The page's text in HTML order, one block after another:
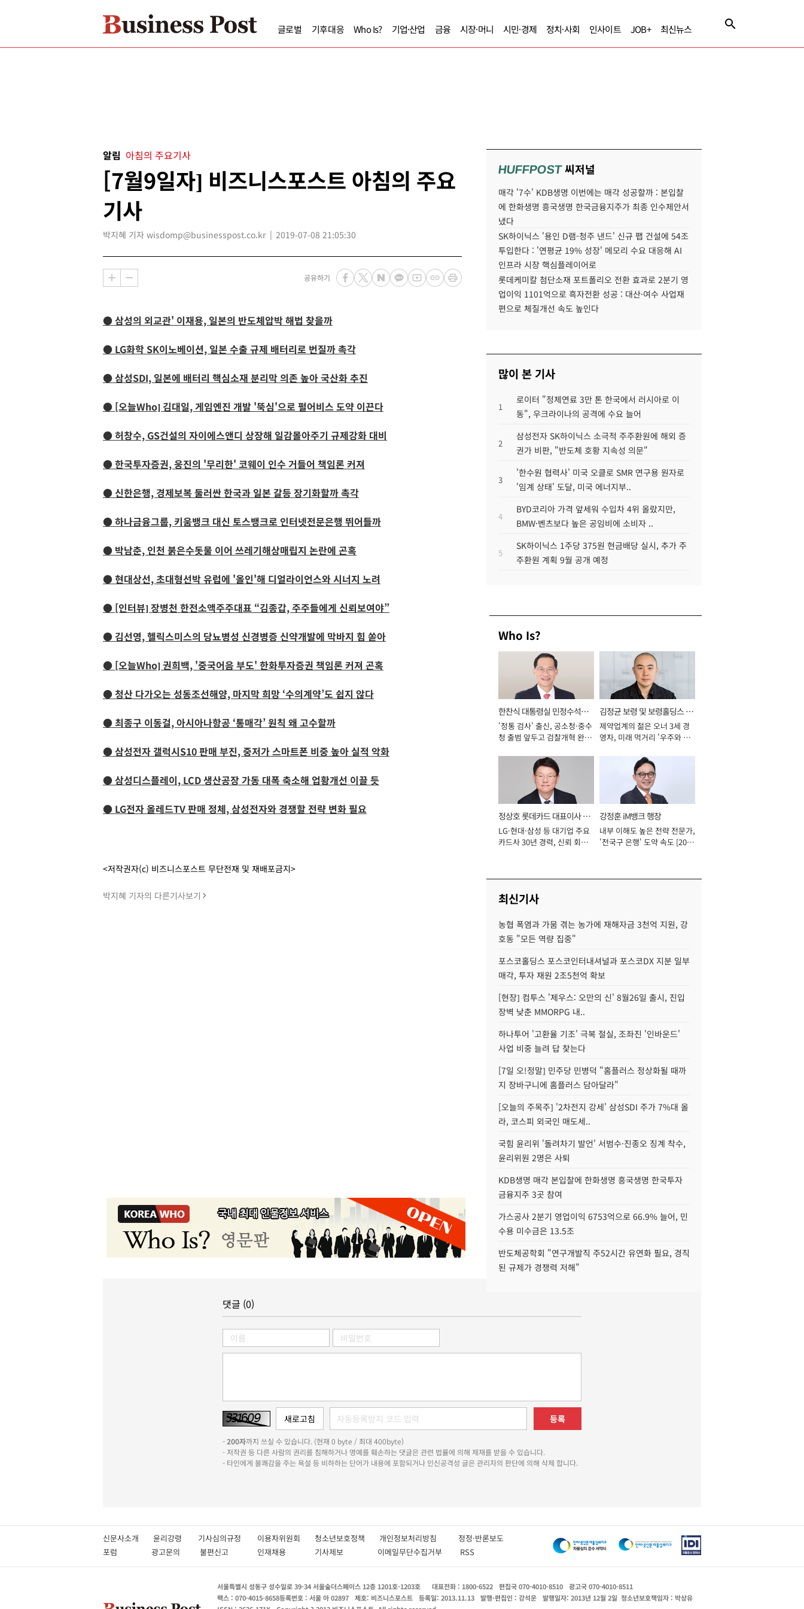
글로벌 기후대응 Who Is? 기업·산업 금융 시장·머니 시민·경제 정치·사회 인사이트 JOB+ 최신뉴스
알림 아침의 주요기사
[7월9일자] 비즈니스포스트 아침의 주요
기사
박지혜 기자 wisdomp@businesspost.co.kr 2019-07-08 21:05:30
공유하기
● 삼성의 외교관' 이재용, 일본의 반도체압박 해법 찾을까
● LG화학 SK이노베이션, 일본 수출 규제 배터리로 번질까 촉각
● 삼성SDI, 일본에 배터리 핵심소재 분리막 의존 높아 국산화 추진
● [오늘Who] 김대일, 게임엔진 개발 '뚝심'으로 펄어비스 도약 이끈다
● 허창수, GS건설의 자이에스앤디 상장해 일감몰아주기 규제강화 대비
● 한국투자증권, 웅진의 '무리한' 코웨이 인수 거들어 책임론 커져
● 신한은행, 경제보복 둘러싼 한국과 일본 갈등 장기화할까 촉각
● 하나금융그룹, 키움뱅크 대신 토스뱅크로 인터넷전문은행 뛰어들까
● 박남춘, 인천 붉은수돗물 이어 쓰레기해상매립지 논란에 곤혹
● 현대상선, 초대형선박 유럽에 '올인'해 디얼라이언스와 시너지 노려
● [인터뷰] 장병천 한전소액주주대표 “김종갑, 주주들에게 신뢰보여야”
● 김선영, 헬릭스미스의 당뇨병성 신경병증 신약개발에 막바지 힘 쏟아
● [오늘Who] 권희백, '중국어음 부도' 한화투자증권 책임론 커져 곤혹
● 청산 다가오는 성동조선해양, 마지막 희망 ‘수의계약’도 쉽지 않다
● 최종구 이동걸, 아시아나항공 ‘통매각’ 원칙 왜 고수할까
● 삼성전자 갤럭시S10 판매 부진, 중저가 스마트폰 비중 높아 실적 악화
● 삼성디스플레이, LCD 생산공장 가동 대폭 축소해 업황개선 이끌 듯
● LG전자 올레드TV 판매 정체, 삼성전자와 경쟁할 전략 변화 필요
<저작권자(c) 비즈니스포스트 무단전재 및 재배포금지>
박지혜 기자의 다른기사보기
HUFFPOST씨저널
매각 '7수' KDB생명 이번에는 매각 성공할까 : 본입찰
에 한화생명 흥국생명 한국금융지주가 최종 인수제안서
냈다
SK하이닉스 '용인 D램-청주 낸드' 신규 팹 건설에 54조
투입한다 : '연평균 19% 성장' 메모리 수요 대응해 AI
인프라 시장 핵심플레이어로
롯데케미칼 첨단소재 포트폴리오 전환 효과로 2분기 영
업이익 1101억으로 흑자전환 성공 : 대산·여수 사업재
편으로 체질개선 속도 높인다
많이 본 기사
1
로이터 "정제연료 3만 톤 한국에서 러시아로 이
동", 우크라이나의 공격에 수요 늘어
2
삼성전자 SK하이닉스 소극적 주주환원에 해외 증
권가 비판, "반도체 호황 지속성 의문"
3
'한수원 협력사' 미국 오클로 SMR 연구용 원자로
'임계 상태' 도달, 미국 에너지부..
4
BYD코리아 가격 앞세워 수입차 4위 올랐지만,
BMW·벤츠보다 높은 공임비에 소비자 ..
5
SK하이닉스 1주당 375원 현금배당 실시, 추가 주
주환원 계획 9월 공개 예정
Who Is?
한찬식 대통령실 민정수석비
서관
'정통 검사' 출신, 공소청·중수
청 출범 앞두고 검찰개혁 완수
김정균 보령 및 보령홀딩스 대
표이사 사장
제약업계의 젊은 오너 3세 경
영자, 미래 먹거리 '우주와 헬
정상호 롯데카드 대표이사 사
장
LG·현대·삼성 등 대기업 주요
카드사 30년 경력, 신뢰 회복
강정훈 iM뱅크 행장
내부 이해도 높은 전략 전문가,
'전국구 은행' 도약 속도 [2026
최신기사
농협 폭염과 가뭄 겪는 농가에 재해자금 3천억 지원, 강
호동 "모든 역량 집중"
포스코홀딩스 포스코인터내셔널과 포스코DX 지분 일부
매각, 투자 재원 2조5천억 확보
[현장] 컴투스 '제우스: 오만의 신' 8월26일 출시, 진입
장벽 낮춘 MMORPG 내..
하나투어 '고환율 기조' 극복 절실, 조좌진 '인바운드'
사업 비중 늘려 답 찾는다
[7일 오!정말] 민주당 민병덕 "홈플러스 정상화될 때까
지 장바구니에 홈플러스 담아달라"
[오늘의 주목주] '2차전지 강세' 삼성SDI 주가 7%대 올
라, 코스피 외국인 매도세..
국힘 윤리위 '돌려차기 발언' 서범수·진종오 징계 착수,
윤리위원 2명은 사퇴
KDB생명 매각 본입찰에 한화생명 흥국생명 한국투자
금융지주 3곳 참여
가스공사 2분기 영업이익 6753억으로 66.9% 늘어, 민
수용 미수금은 13.5조
반도체공학회 "연구개발직 주52시간 유연화 필요, 경직
된 규제가 경쟁력 저해"
댓글 (0)
등록
-200자까지 쓰실 수 있습니다. (현재 0 byte / 최대 400byte)
- 저작권 등 다른 사람의 권리를 침해하거나 명예를 훼손하는 댓글은 관련 법률에 의해 제재를 받을 수 있습니다.
- 타인에게 불쾌감을 주는 욕설 등 비하하는 단어가 내용에 포함되거나 인신공격성 글은 관리자의 판단에 의해 삭제 합니다.
신문사소개 윤리강령 기사심의규정 이용자위원회 청소년보호정책 개인정보처리방침 정정·반론보도
포럼
광고문의 불편신고 인재채용 기사제보 이메일무단수집거부 RSS
서울특별시 성동구 성수일로 39-34 서울숲더스페이스 12층 1201호-1203호 대표전화 : 1800-6522 편집국 070-4010-8510
광고국 070-4010-8511
팩스 : 070-4015-8658등록번호 : 서울 아 02897 제호: 비즈니스포스트 등록일: 2013.11.13 발행·편집인 : 강석운 발행일자: 2013년 12월 2일 청소년보호책임자 : 박상유